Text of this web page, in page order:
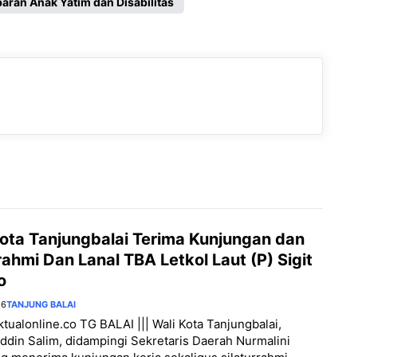
Tanjungbalai Terima Kunjungan dan
Dan Lanal TBA Letkol Laut (P) Sigit
TANJUNG BALAI
TG BALAI ||| Wali Kota Tanjungbalai,
Salim, didampingi Sekretaris Daerah Nurmalini